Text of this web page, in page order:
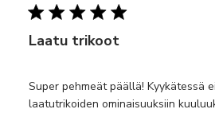
Laatu trikoot
Super pehmeät päällä! Kyykätessä
laatutrikoiden ominaisuuksiin